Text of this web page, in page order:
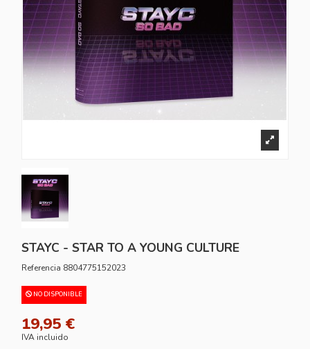
STAYC - STAR TO A YOUNG CULTURE
Referencia 8804775152023
NO DISPONIBLE
19,95 €
IVA incluido